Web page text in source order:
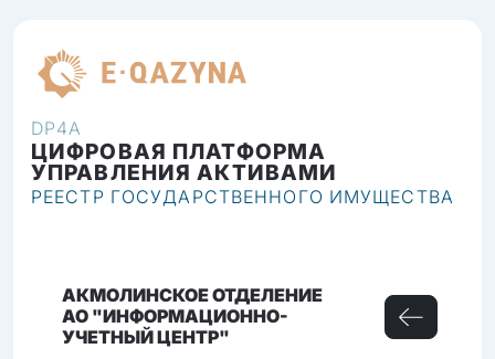
DP4A
ЦИФРОВАЯ ПЛАТФОРМА
УПРАВЛЕНИЯ АКТИВАМИ
РЕЕСТР ГОСУДАРСТВЕННОГО ИМУЩЕСТВА
АКМОЛИНСКОЕ ОТДЕЛЕНИЕ
АО "ИНФОРМАЦИОННО-
УЧЕТНЫЙ ЦЕНТР"